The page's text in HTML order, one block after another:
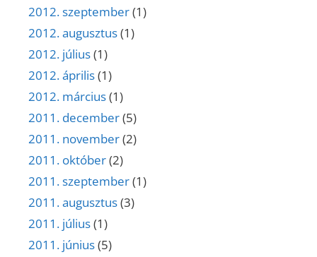
2012. szeptember(1)
2012. augusztus(1)
2012. július(1)
2012. április(1)
2012. március(1)
2011. december(5)
2011. november(2)
2011. október(2)
2011. szeptember(1)
2011. augusztus(3)
2011. július(1)
2011. június(5)